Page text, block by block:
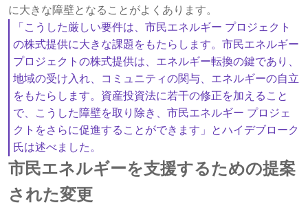
に大きな障壁となることがよくあります。
「こうした厳しい要件は、市民エネルギー プロジェクト
の株式提供に大きな課題をもたらします。市民エネルギー
プロジェクトの株式提供は、エネルギー転換の鍵であり、
地域の受け入れ、コミュニティの関与、エネルギーの自立
をもたらします。資産投資法に若干の修正を加えること
で、こうした障壁を取り除き、市民エネルギー プロジェ
クトをさらに促進することができます」とハイデブローク
氏は述べました。
市民エネルギーを支援するための提案
された変更